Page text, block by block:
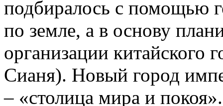
подбиралось с помощью
по земле, а в основу
организации китайского
Сианя). Новый город
– «столица мира и